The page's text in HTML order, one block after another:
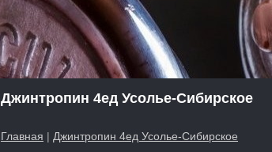
Джинтропин 4ед Усолье-Сибирское
Главная | Джинтропин 4ед Усолье-Сибирское